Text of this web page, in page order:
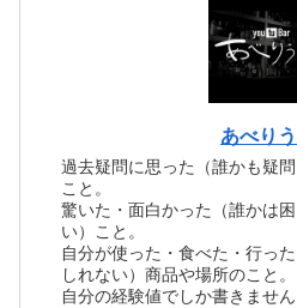
あべり
過去疑問に思った（誰かも疑
こと。
驚いた・面白かった（誰かは
い）こと。
自分が使った・食べた・行っ
しれない）商品や場所のこと。
自分の経験値でしか書きません